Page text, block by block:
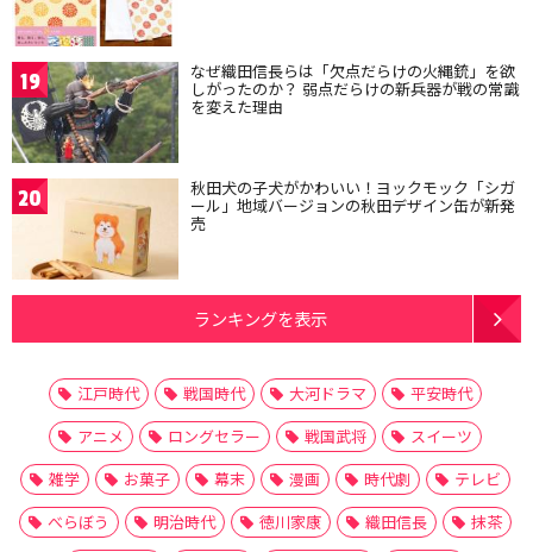
19 なぜ織田信長らは「欠点だらけの火縄銃」を欲
しがったのか？ 弱点だらけの新兵器が戦の常識
を変えた理由
20 秋田犬の子犬がかわいい！ヨックモック「シガ
ール」地域バージョンの秋田デザイン缶が新発
売
ランキングを表示
江戸時代 戦国時代 大河ドラマ
平安時代
アニメ
ロングセラー 戦国武将
スイーツ
雑学
お菓子 幕末 漫画 時代劇
テレビ
べらぼう
明治時代 徳川家康 織田信長
抹茶